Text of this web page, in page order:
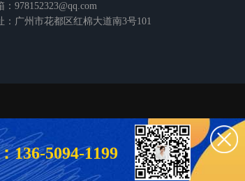
：978152323@qq.com
：广州市花都区红棉大道南3号101
136-5094-1199